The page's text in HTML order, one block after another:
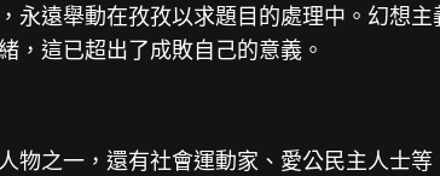
遠舉動在孜孜以求題目的處理中。幻想
，這已超出了成敗自己的意義。
物之一，還有社會運動家、愛公民主人士